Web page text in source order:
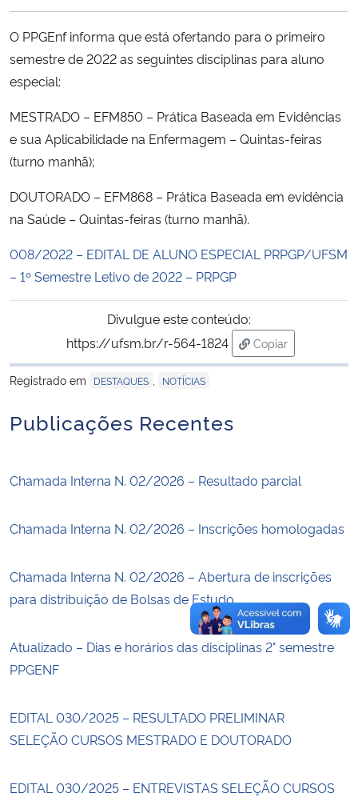
Ministério da Cidadania
Ministério da Saúde
Ministério da Ciência, Tecnologia, Inovações e Comunicações
Ministério do Turismo
Ministério da Mulher, da Família e dos Direitos Humanos
Secretaria de Governo
Gabinete de Segurança Institucional
Advocacia-Geral da União
Planalto
O PPGEnf informa que está ofertando para o primeiro
semestre de 2022 as seguintes disciplinas para aluno
especial:
MESTRADO – EFM850 – Prática Baseada em Evidências
e sua Aplicabilidade na Enfermagem – Quintas-feiras
(turno manhã);
DOUTORADO – EFM868 – Prática Baseada em evidência
na Saúde – Quintas-feiras (turno manhã).
008/2022 – EDITAL DE ALUNO ESPECIAL PRPGP/UFSM
– 1º Semestre Letivo de 2022 – PRPGP
Divulgue este conteúdo:
https://ufsm.br/r-564-1824
Copiar
para área de
Registrado em
DESTAQUES NOTÍCIAS
Publicações Recentes
Chamada Interna N. 02/2026 – Resultado parcial
Chamada Interna N. 02/2026 – Inscrições homologadas
Chamada Interna N. 02/2026 – Abertura de inscrições
para distribuição de Bolsas de Estudo
Atualizado – Dias e horários das disciplinas 2° semestre
PPGENF
EDITAL 030/2025 – RESULTADO PRELIMINAR
SELEÇÃO CURSOS MESTRADO E DOUTORADO
EDITAL 030/2025 – ENTREVISTAS SELEÇÃO CURSOS